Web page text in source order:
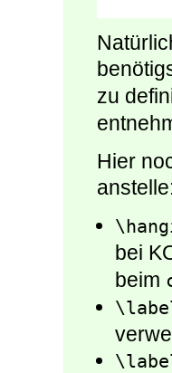
zu
Hier
bei
beim